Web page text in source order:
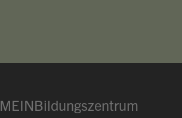
MEINBildungszentrum